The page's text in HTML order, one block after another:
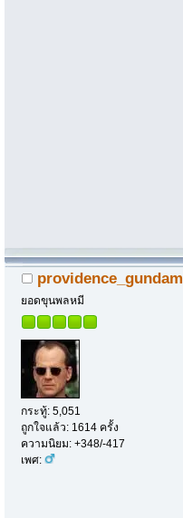
providence_gundam
ยอดขุนพลหมี
กระทู้: 5,051
ถูกใจแล้ว: 1614 ครั้ง
ความนิยม: +348/-417
เพศ: